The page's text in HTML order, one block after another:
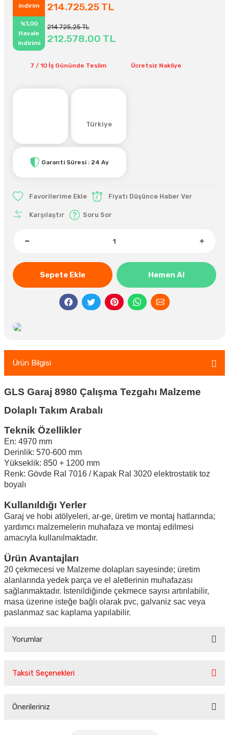
indirim 214.725,25 TL
%1,00
Havale
indirimi
214.725,25 TL
212.578,00 TL
7 / 10 İş Gününde Teslim Ücretsiz Nakliye
Türkiye
Garanti Süresi : 24 Ay
Fiyatı Düşünce Haber Ver
Karşılaştır Soru Sor
Sepete Ekle Hemen Al
Ürün Bilgisi
GLS Garaj 8980 Çalışma Tezgahı Malzeme
Dolaplı Takım Arabalı
Teknik Özellikler
En: 4970 mm
Derinlik: 570-600 mm
Yükseklik: 850 + 1200 mm
Renk: Gövde Ral 7016 / Kapak Ral 3020 elektrostatik toz
boyalı
Kullanıldığı Yerler
Garaj ve hobi atölyeleri, ar-ge, üretim ve montaj hatlarında;
yardımcı malzemelerin muhafaza ve montaj edilmesi
amacıyla kullanılmaktadır.
Ürün Avantajları
20 çekmecesi ve Malzeme dolapları sayesinde; üretim
alanlarında yedek parça ve el aletlerinin muhafazası
sağlanmaktadır. İstenildiğinde çekmece sayısı artırılabilir,
masa üzerine isteğe bağlı olarak pvc, galvaniz sac veya
paslanmaz sac kaplama yapılabilir.
Yorumlar
Taksit Seçenekleri
Önerileriniz